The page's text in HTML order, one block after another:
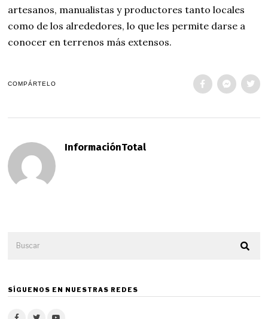
artesanos, manualistas y productores tanto locales
como de los alrededores, lo que les permite darse a
conocer en terrenos más extensos.
COMPÁRTELO
InformaciónTotal
SÍGUENOS EN NUESTRAS REDES